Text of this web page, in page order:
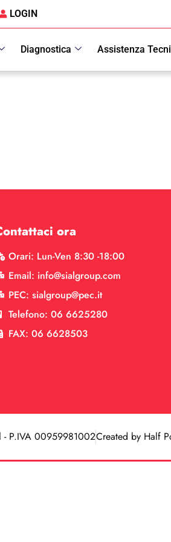
LOGIN
Diagnostica Assistenza
ora
Orari: Lun-Ven 8:30 -18:00
Email: info@sialgroup.com
PEC: sialgroup@pec.it
Telefono: 06 6625280
FAX: 06 6628503
- P.IVA 00959981002Created by Half